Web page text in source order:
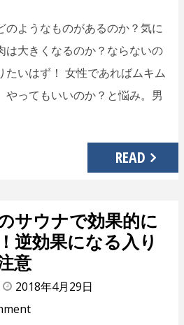
のようなものがあるのか？気に
は大きくなるのか？ならないの
たいはず！ 女性であればムキム
やってもいいのか？と悩み。男
READ
サウナで効果的に
逆効果になる入り
意
2018年4月29日